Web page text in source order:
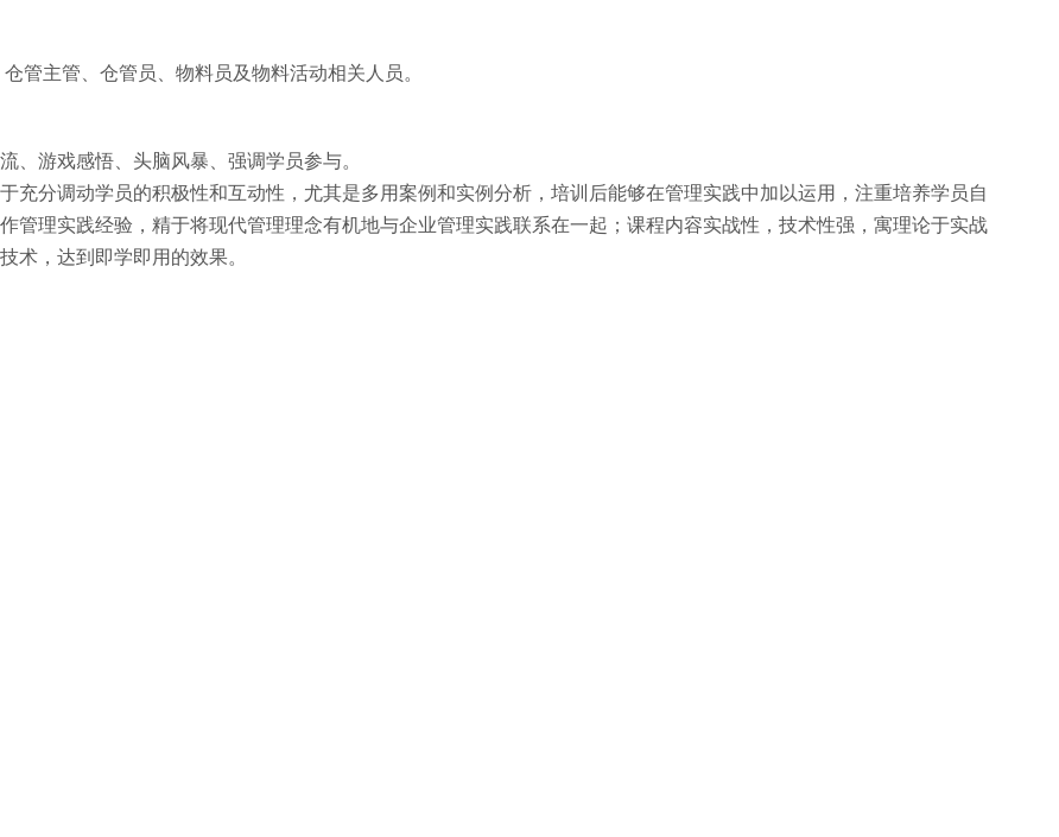
管主管、仓管员、物料员及物料活动相关人员。
、游戏感悟、头脑风暴、强调学员参与。
充分调动学员的积极性和互动性，尤其是多用案例和实例分析，培训后能够在管理实践中加以运用，注重培养学员自
管理实践经验，精于将现代管理理念有机地与企业管理实践联系在一起；课程内容实战性，技术性强，寓理论于实战
术，达到即学即用的效果。